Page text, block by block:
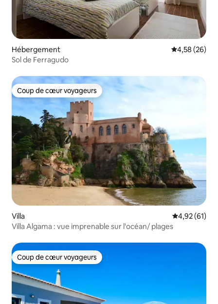
Hébergement Évaluation
4,58 (26)
Sol de Ferragudo
Coup de cœur voyageurs
Coup de cœur voyageurs
Villa Évaluation
4,92 (61)
Villa Algama : vue imprenable sur l'océan/ plages
Coup de cœur voyageurs
Coup de cœur voyageurs